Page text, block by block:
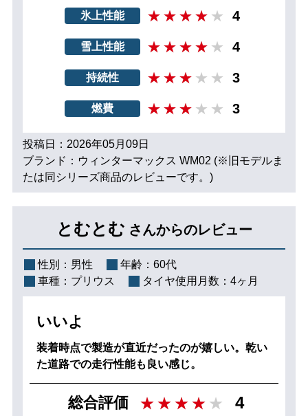
氷上性能 4
雪上性能 4
持続性 3
燃費 3
投稿日：2026年05月09日
ブランド：ウィンターマックス WM02 (※旧モデルま
たは同シリーズ商品のレビューです。)
とむとむ さんからのレビュー
性別： 男性 年齢： 60代
車種： プリウス タイヤ使用月数： 4ヶ月
いいよ
装着時点で製造が直近だったのが嬉しい。乾い
た道路での走行性能も良い感じ。
総合評価 4